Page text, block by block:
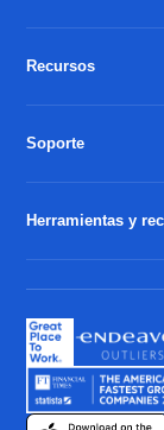
Recursos
Soporte
Herramientas y